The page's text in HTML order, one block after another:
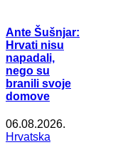
Ante Šušnjar:
Hrvati nisu
napadali,
nego su
branili svoje
domove
06.08.2026.
Hrvatska